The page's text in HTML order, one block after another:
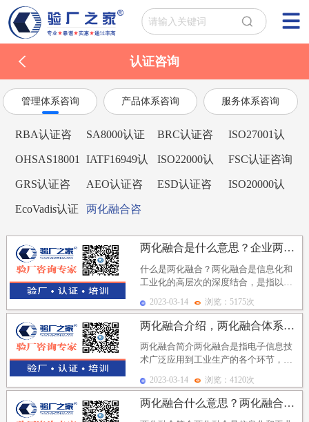
认证咨询
管理体系咨询 产品体系咨询 服务体系咨询
RBA认证咨
询
SA8000认证
咨询
BRC认证咨
询
ISO27001认
证咨询
OHSAS18001
认证咨询
IATF16949认
证咨询
ISO22000认
证咨询
FSC认证咨询
GRS认证咨
询
AEO认证咨
询
ESD认证咨
ISO20000认
EcoVadis认证
两化融合咨
两化融合是什么意思？企业两化融合发展阶段、两化融合应...
什么是两化融合？两化融合是信息化和
工业化的高层次的深度结合，是指以信
息化带动工业化、以工业化促进信息
化，走新型工业化道路...
2023-03-14 浏览：5175次
两化融合介绍，两化融合体系认证流程及两化融合贯标认证...
两化融合简介两化融合是指电子信息技
术广泛应用到工业生产的各个环节，信
段。信息化进程和工业...
2023-03-14 浏览：4120次
两化融合什么意思？两化融合申报条件有哪些？两化融合分...